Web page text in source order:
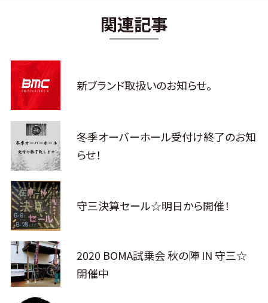
関連記事
新ブランド取扱いのお知らせ。
冬季オーバーホール受付け終了のお知
らせ！
守三決算セール☆明日から開催！
2020 BOMA試乗会 秋の陣 IN 守三☆
開催中